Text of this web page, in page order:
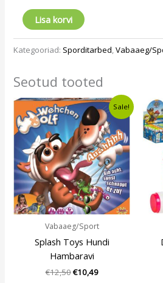
Lisa korvi
Kategooriad: Sporditarbed,Vabaaeg/
Seotud tooted
Sale!
Vabaaeg/Sport
Splash Toys Hundi
Hambaravi
€12,50
Algne
hind
oli:
€12,50.
€10,49
Current
price
is:
€10,49.